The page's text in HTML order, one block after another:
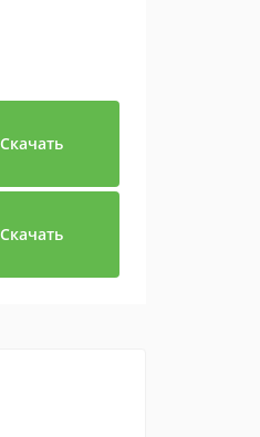
Скачать
Скачать